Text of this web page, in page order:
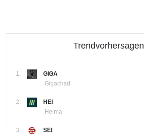
Trendvorhersagen
1.
GIGA
Gigachad
2.
HEI
Heima
3.
SEI